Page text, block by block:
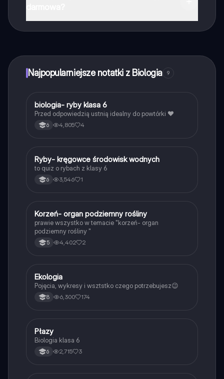
które również możesz otrzymać za darmo. Dodatkowo
Najpopularniejsze notatki z Biologia 9
BBiologia
biologia- ryby klasa 6
Przed odpowiedzią ustnią idealny do powtórki ❤️
6 4,805 4
RBiologia
Ryby- kręgowce środowisk wodnych
to quiz o rybach z klasy 6
6 3,546 1
KBiologia
Korzeń- organ podziemny rośliny
prawie wszystko w temacie "korzeń- organ
podziemny rośliny "
5 4,402 2
Biologia
Ekologia
Pojęcia, wykresy i wsztstko czego potrzebujesz😉
8 6,300 174
PBiologia
Płazy
Biologia klasa 6
6 2,715 3